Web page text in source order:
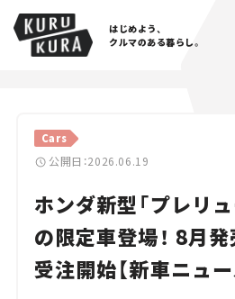
はじめよう、
クルマのある暮らし。
Cars
公開日：2026.06.19
ホンダ新型「プレリ
の限定車登場！ 8月
受注開始【新車ニュー
Cars
Lifestyle
Traffic
Special